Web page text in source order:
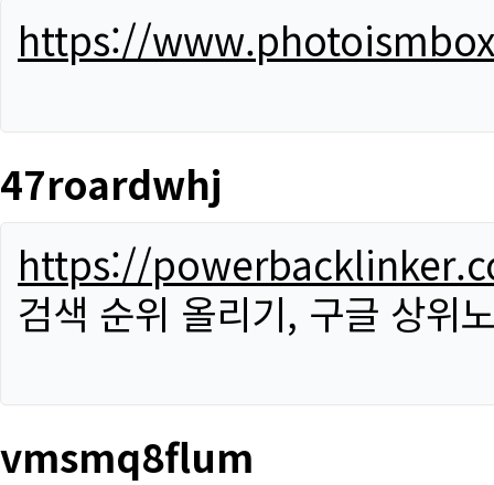
https://
47roardwhj
https://
검색 순위 올리기, 구글 상위
vmsmq8flum